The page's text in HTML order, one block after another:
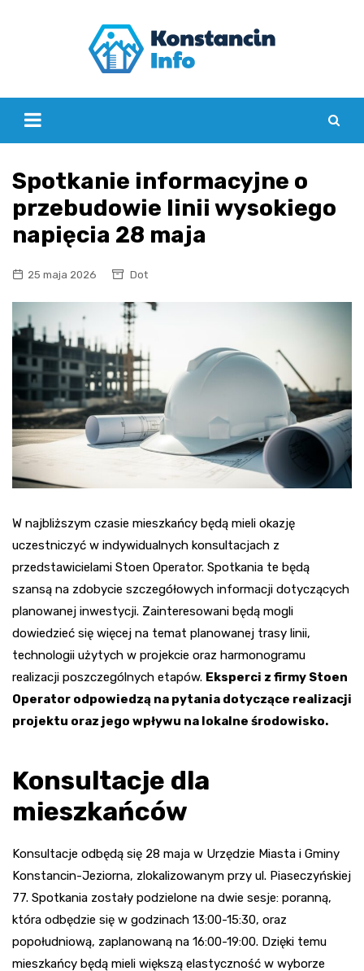
Spotkanie informacyjne o
przebudowie linii wysokiego
napięcia 28 maja
25 maja 2026 Dot
W najbliższym czasie mieszkańcy będą mieli okazję
uczestniczyć w indywidualnych konsultacjach z
przedstawicielami Stoen Operator. Spotkania te będą
szansą na zdobycie szczegółowych informacji dotyczących
planowanej inwestycji. Zainteresowani będą mogli
dowiedzieć się więcej na temat planowanej trasy linii,
technologii użytych w projekcie oraz harmonogramu
realizacji poszczególnych etapów. Eksperci z firmy Stoen
Operator odpowiedzą na pytania dotyczące realizacji
projektu oraz jego wpływu na lokalne środowisko.
Konsultacje dla
mieszkańców
Konsultacje odbędą się 28 maja w Urzędzie Miasta i Gminy
Konstancin-Jeziorna, zlokalizowanym przy ul. Piaseczyńskiej
77. Spotkania zostały podzielone na dwie sesje: poranną,
która odbędzie się w godzinach 13:00-15:30, oraz
popołudniową, zaplanowaną na 16:00-19:00. Dzięki temu
mieszkańcy będą mieli większą elastyczność w wyborze